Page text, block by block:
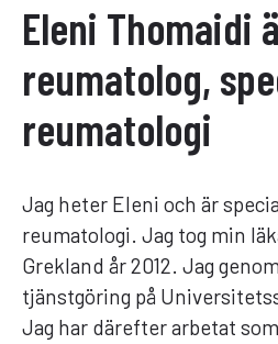
Eleni Thomaidi
reumatolog,
reumatologi
Jag heter Eleni och är
reumatologi. Jag tog min
Grekland år 2012. Jag
tjänstgöring på
Jag har därefter arbetat